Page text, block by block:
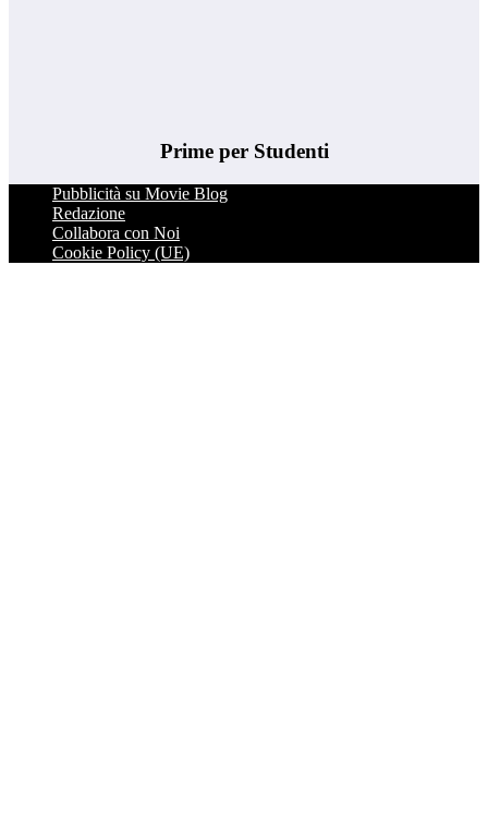
Prime per Studenti
Pubblicità su Movie Blog
Redazione
Collabora con Noi
Cookie Policy (UE)